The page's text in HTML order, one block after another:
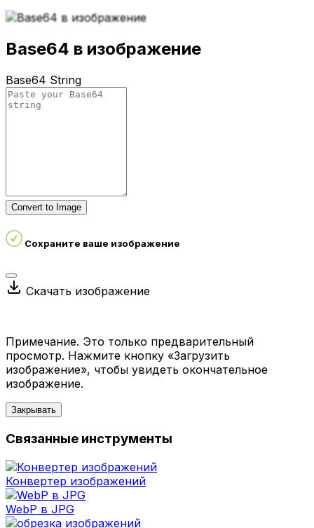
Base64 в изображение
Base64 String
Convert to Image
Сохраните ваше изображение
Скачать изображение
Примечание. Это только предварительный
просмотр. Нажмите кнопку «Загрузить
изображение», чтобы увидеть окончательное
изображение.
Закрывать
Связанные инструменты
Конвертер изображений
WebP в JPG